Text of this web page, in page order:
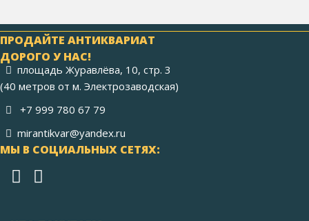
ПРОДАЙТЕ АНТИКВАРИАТ
ДОРОГО У НАС!
площадь Журавлёва, 10, стр. 3
(40 метров от м. Электрозаводская)
+7 999 780 67 79
mirantikvar@yandex.ru
МЫ В СОЦИАЛЬНЫХ СЕТЯХ: